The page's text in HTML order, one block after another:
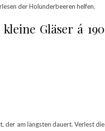
der Holunderbeeren helfen.
Gläser á 190
der am längsten dauert. Verlest die